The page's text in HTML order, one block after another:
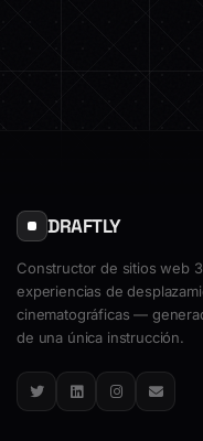
DRAFTLY
Constructor de sitios web
experiencias de
cinematográficas —
de una única instrucción.
TwitterLinkedInInstagram
Email